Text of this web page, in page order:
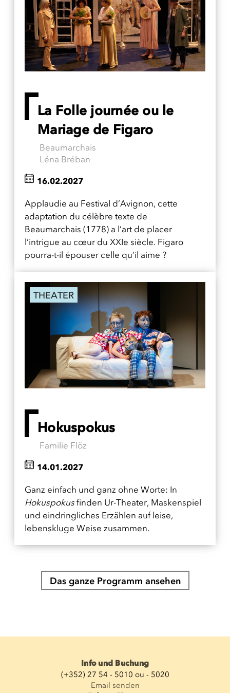
La Folle journée ou le
Mariage de Figaro
Beaumarchais
Léna Bréban
Applaudie au Festival d’Avignon, cette
adaptation du célèbre texte de
Beaumarchais (1778) a l’art de placer
l’intrigue au cœur du XXIe siècle. Figaro
pourra-t-il épouser celle qu’il aime ?
16.02.2027
THEATER
Hokuspokus
Familie Flöz
Ganz einfach und ganz ohne Worte: In
Hokuspokusfinden Ur-Theater, Maskenspiel
und eindringliches Erzählen auf leise,
lebenskluge Weise zusammen.
14.01.2027
Das ganze Programm ansehen
Info und Buchung
(+352) 27 54 - 5010 ou - 5020
Email senden